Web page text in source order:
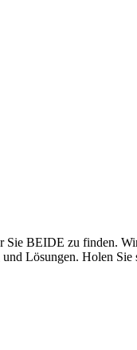
BEIDE zu finden.
Lösungen. Holen